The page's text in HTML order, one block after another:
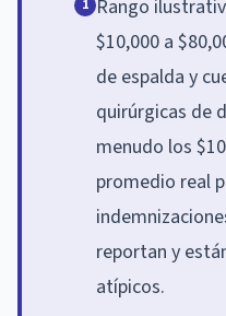
1 Rango
$10,000 a
de espalda y
quirúrgicas de
menudo los
promedio real
reportan y
atípicos.